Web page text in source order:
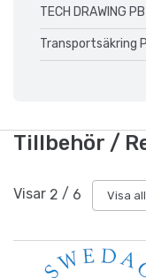
TECH DRAWING
Transportsäkring
Tillbehör /
Visar 2 / 6 Visa